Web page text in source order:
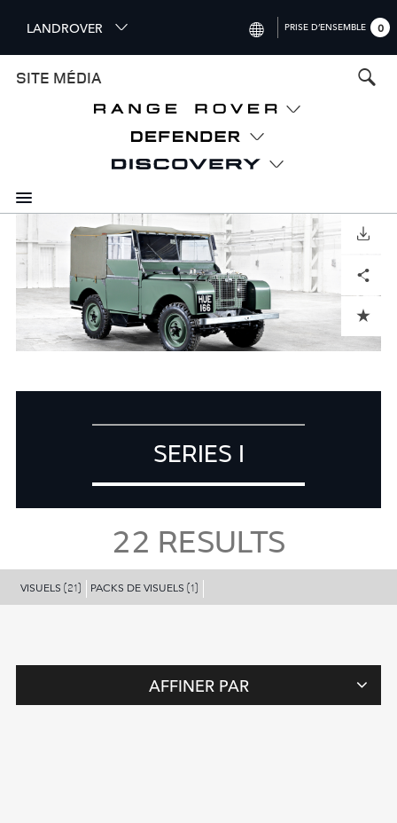
i
p
n
c
o
n
e
LANDROVER
NORTH AMERICA (ENGLISH)
CHINA (中国（中文))
FRANCE (FRANÇAIS)
SPAIN (ESPAÑOL)
ITALY (ITALIANO)
PRISE D’ENSEMBLE 0
SITE MÉDIA
TÉLÉCHARGER
ADD TO CART
Facebook LinkedIn Share
SERIES I
22 RESULTS
VISUELS (21) PACKS DE VISUELS (1)
AFFINER PAR